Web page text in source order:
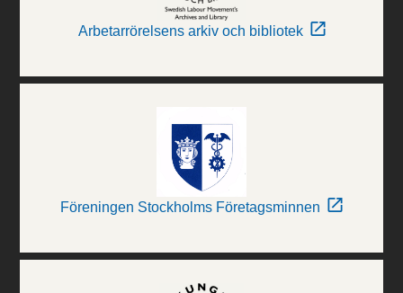
Arbetarrörelsens arkiv och bibliotek
Föreningen Stockholms Företagsminnen